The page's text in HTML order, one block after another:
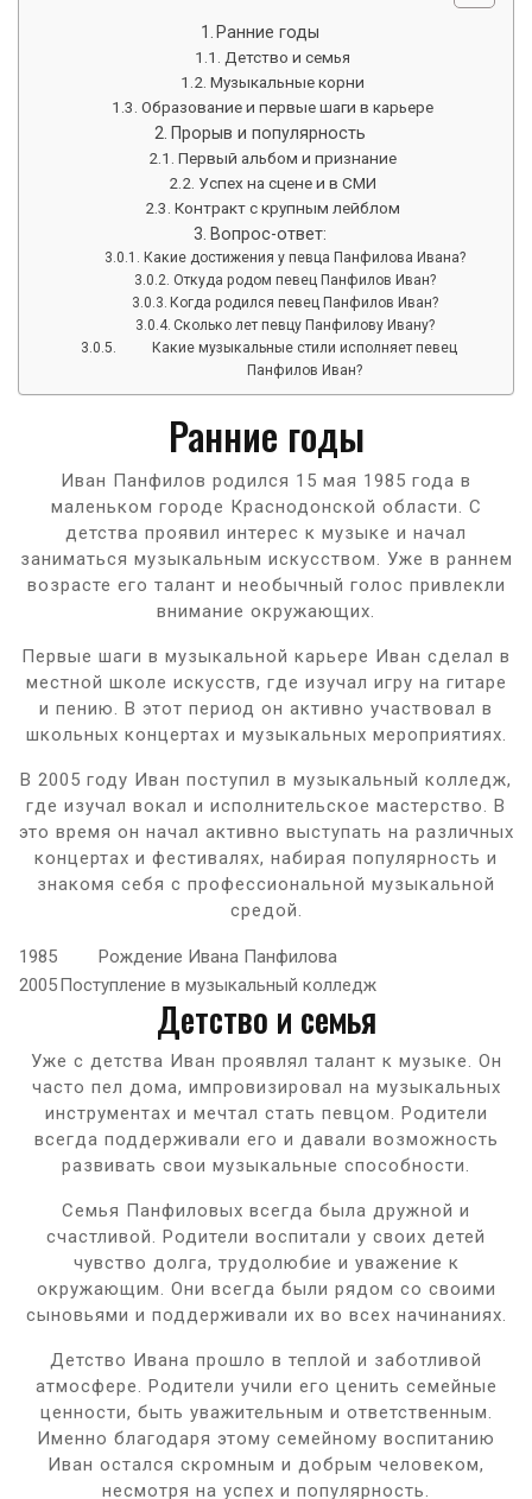
Ранние годы
Детство и семья
Музыкальные корни
Образование и первые шаги в карьере
Прорыв и популярность
Первый альбом и признание
Успех на сцене и в СМИ
Контракт с крупным лейблом
Вопрос-ответ:
Какие достижения у певца Панфилова Ивана?
Откуда родом певец Панфилов Иван?
Когда родился певец Панфилов Иван?
Сколько лет певцу Панфилову Ивану?
Какие музыкальные стили исполняет певец
Панфилов Иван?
Ранние годы
Иван Панфилов родился 15 мая 1985 года в
маленьком городе Краснодонской области. С
детства проявил интерес к музыке и начал
заниматься музыкальным искусством. Уже в раннем
возрасте его талант и необычный голос привлекли
внимание окружающих.
Первые шаги в музыкальной карьере Иван сделал в
местной школе искусств, где изучал игру на гитаре
и пению. В этот период он активно участвовал в
школьных концертах и музыкальных мероприятиях.
В 2005 году Иван поступил в музыкальный колледж,
где изучал вокал и исполнительское мастерство. В
это время он начал активно выступать на различных
концертах и фестивалях, набирая популярность и
знакомя себя с профессиональной музыкальной
средой.
1985
Рождение Ивана Панфилова
2005Поступление в музыкальный колледж
Детство и семья
Уже с детства Иван проявлял талант к музыке. Он
часто пел дома, импровизировал на музыкальных
инструментах и мечтал стать певцом. Родители
всегда поддерживали его и давали возможность
развивать свои музыкальные способности.
Семья Панфиловых всегда была дружной и
счастливой. Родители воспитали у своих детей
чувство долга, трудолюбие и уважение к
окружающим. Они всегда были рядом со своими
сыновьями и поддерживали их во всех начинаниях.
Детство Ивана прошло в теплой и заботливой
атмосфере. Родители учили его ценить семейные
ценности, быть уважительным и ответственным.
Именно благодаря этому семейному воспитанию
Иван остался скромным и добрым человеком,
несмотря на успех и популярность.